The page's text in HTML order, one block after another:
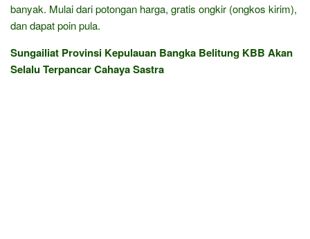
banyak. Mulai dari potongan harga, gratis ongkir (ongkos kirim),
dan dapat poin pula.
Sungailiat Provinsi Kepulauan Bangka Belitung KBB Akan
Selalu Terpancar Cahaya Sastra